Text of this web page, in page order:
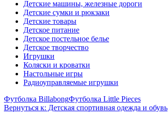
Детские машины, железные дороги
Детские сумки и рюкзаки
Детские товары
Детское питание
Детское постельное белье
Детское творчество
Игрушки
Коляски и кроватки
Настольные игры
Радиоуправляемые игрушки
Футболка BillabongФутболка Little Pieces
Вернуться к: Детская спортивная одежда и обувь